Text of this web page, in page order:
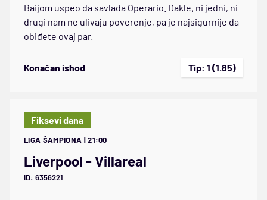
Baijom uspeo da savlada Operario. Dakle, ni jedni, ni
drugi nam ne ulivaju poverenje, pa je najsigurnije da
obiđete ovaj par.
Konačan ishod Tip: 1 (1.85)
Fiksevi dana
LIGA ŠAMPIONA | 21:00
Liverpool - Villareal
ID: 6356221